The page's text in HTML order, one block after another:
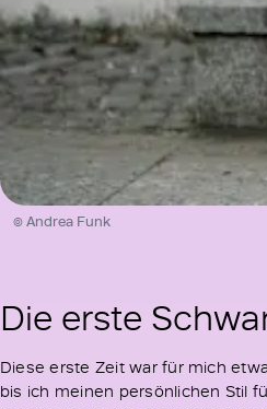
© Andrea Funk
Die erste
Diese erste Zeit war für mich
bis ich meinen persönlichen Stil